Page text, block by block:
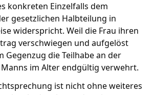
konkreten Einzelfalls dem
gesetzlichen Halbteilung in
widerspricht. Weil die Frau ihren
verschwiegen und aufgelöst
Gegenzug die Teilhabe an der
im Alter endgültig verwehrt.
ist nicht ohne weiteres